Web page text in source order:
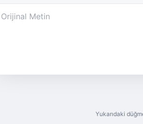
Yukarıdaki